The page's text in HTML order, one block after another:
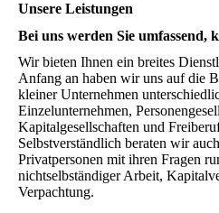
Unsere Leistungen
Bei uns werden Sie umfassend,
Wir bieten Ihnen ein breites
Anfang an haben wir uns auf die
kleiner Unternehmen
Einzelunternehmen,
Kapitalgesellschaften und
Selbstverständlich beraten wir
Privatpersonen mit ihren Fragen
nichtselbständiger Arbeit,
Verpachtung.